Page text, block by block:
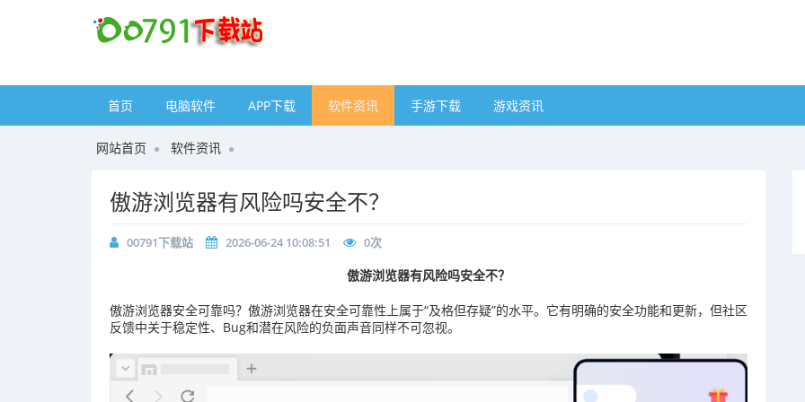
首页 电脑软件 APP下载 软件资讯 手游下载 游戏资讯
网站首页 软件资讯
傲游浏览器有风险吗安全不？
00791下载站 2026-06-24 10:08:51 0次
傲游浏览器有风险吗安全不？
傲游浏览器安全可靠吗？傲游浏览器在安全可靠性上属于“及格但存疑”的水平。它有明确的安全功能和更新，但社区
反馈中关于稳定性、Bug和潜在风险的负面声音同样不可忽视。